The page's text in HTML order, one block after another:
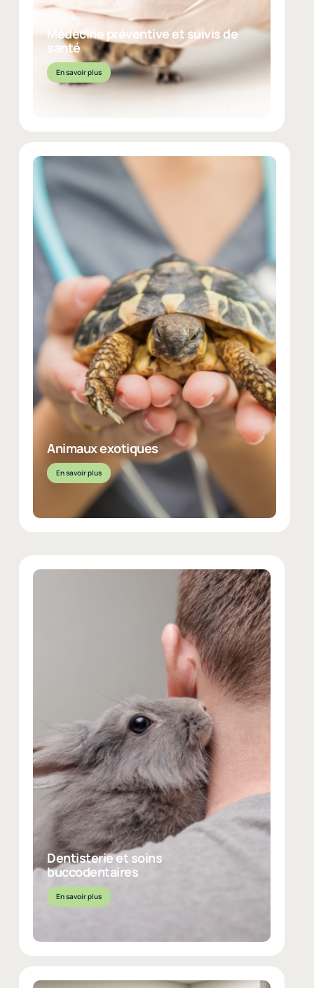
Médecine préventive et suivis de
santé
En savoir plus
Animaux exotiques
En savoir plus
Animaux exotiques
Notre équipe a développé une expertise reconnue pour les
NACs : oiseaux, reptiles, rongeurs, furets, hérissons et plus
encore. Examens, chirurgies, hospitalisations… Nous savons
adapter notre approche aux espèces les plus délicates,
ayant des besoins bien particuliers.
EN SAVOIR PLUS
Dentisterie et soins
buccodentaires
En savoir plus
Dentisterie et soins buccodentaires
Du détartrage aux chirurgies dentaires, nous assurons
une prise en charge complète de la santé buccale de
votre animal. C’est un aspect qui ne doit pas être négligé
pour sa qualité de vie.